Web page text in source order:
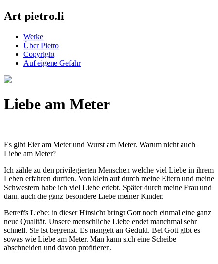
Art pietro.li
Werke
Über Pietro
Copyright
Auf eigene Gefahr
Liebe am Meter
Es gibt Eier am Meter und Wurst am Meter. Warum nicht auch
Liebe am Meter?
Ich zähle zu den privilegierten Menschen welche viel Liebe in ihrem
Leben erfahren durften. Von klein auf durch meine Eltern und meine
Schwestern habe ich viel Liebe erlebt. Später durch meine Frau und
dann auch die ganz besondere Liebe meiner Kinder.
Betreffs Liebe: in dieser Hinsicht bringt Gott noch einmal eine ganz
neue Qualität. Unsere menschliche Liebe endet manchmal sehr
schnell. Sie ist begrenzt. Es mangelt an Geduld. Bei Gott gibt es
sowas wie Liebe am Meter. Man kann sich eine Scheibe
abschneiden und davon profitieren.